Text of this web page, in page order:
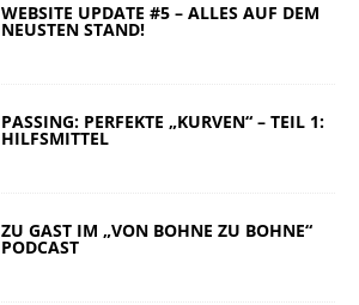
WEBSITE UPDATE #5 – ALLES AUF DEM
NEUSTEN STAND!
PASSING: PERFEKTE „KURVEN“ – TEIL 1:
HILFSMITTEL
ZU GAST IM „VON BOHNE ZU BOHNE“
PODCAST